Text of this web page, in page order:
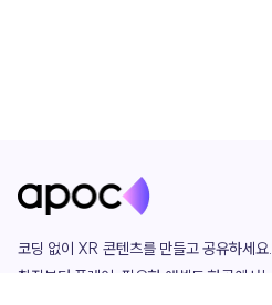
코딩 없이 XR 콘텐츠를 만들고 공유하세요.
창작부터 플레이, 필요한 애셋도 한곳에서!